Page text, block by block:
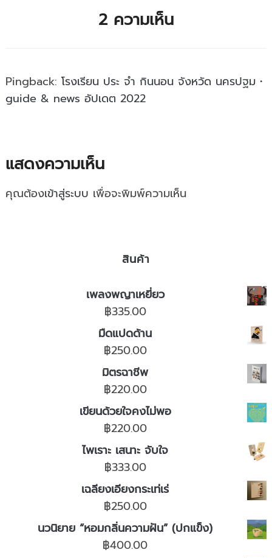
2 ความเห็น
Pingback: โรงเรียน ประ จํา กินนอน จังหวัด นครปฐม・
guide & news อัปเดต 2022
แสดงความเห็น
คุณต้องเข้าสู่ระบบ เพื่อจะพิมพ์ความเห็น
สินค้า
เพลงพญาเหยี่ยว
฿335.00
มืดแปดด้าน
฿250.00
มิตรฉาชีพ
฿220.00
เขียนด้วยใจคงไม่พอ
฿220.00
ไพเราะ เสนาะ จับใจ
฿333.00
เฉลียงเอียงกระเท่เร่
฿250.00
นวนิยาย “หอมกลิ่นความฝัน” (ปกแข็ง)
฿400.00